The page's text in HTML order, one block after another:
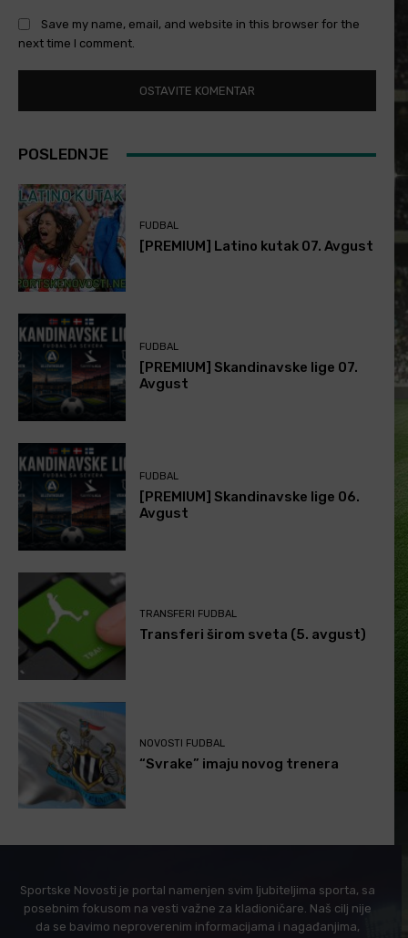
Save my name, email, and website in this browser for the
next time I comment.
POSLEDNJE
FUDBAL
[PREMIUM] Latino kutak 07. Avgust
FUDBAL
[PREMIUM] Skandinavske lige 07.
Avgust
FUDBAL
[PREMIUM] Skandinavske lige 06.
Avgust
TRANSFERI FUDBAL
Transferi širom sveta (5. avgust)
NOVOSTI FUDBAL
“Svrake” imaju novog trenera
Sportske Novosti je portal namenjen svim ljubiteljima sporta, sa
posebnim fokusom na vesti važne za kladioničare. Naš cilj nije
da se bavimo neproverenim informacijama i nagađanjima,